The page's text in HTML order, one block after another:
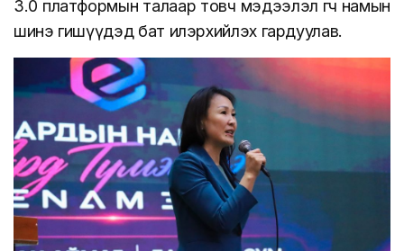
3.0 платформын талаар товч мэдээлэл өгч намын
шинэ гишүүдэд бат илэрхийлэх гардуулав.